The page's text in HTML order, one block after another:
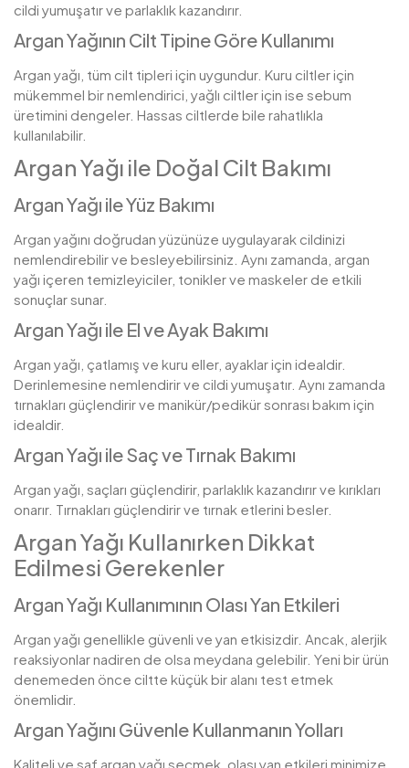
cildi yumuşatır ve parlaklık kazandırır.
Argan Yağının Cilt Tipine Göre Kullanımı
Argan yağı, tüm cilt tipleri için uygundur. Kuru ciltler için
mükemmel bir nemlendirici, yağlı ciltler için ise sebum
üretimini dengeler. Hassas ciltlerde bile rahatlıkla
kullanılabilir.
Argan Yağı ile Doğal Cilt Bakımı
Argan Yağı ile Yüz Bakımı
Argan yağını doğrudan yüzünüze uygulayarak cildinizi
nemlendirebilir ve besleyebilirsiniz. Aynı zamanda, argan
yağı içeren temizleyiciler, tonikler ve maskeler de etkili
sonuçlar sunar.
Argan Yağı ile El ve Ayak Bakımı
Argan yağı, çatlamış ve kuru eller, ayaklar için idealdir.
Derinlemesine nemlendirir ve cildi yumuşatır. Aynı zamanda
tırnakları güçlendirir ve manikür/pedikür sonrası bakım için
idealdir.
Argan Yağı ile Saç ve Tırnak Bakımı
Argan yağı, saçları güçlendirir, parlaklık kazandırır ve kırıkları
onarır. Tırnakları güçlendirir ve tırnak etlerini besler.
Argan Yağı Kullanırken Dikkat
Edilmesi Gerekenler
Argan Yağı Kullanımının Olası Yan Etkileri
Argan yağı genellikle güvenli ve yan etkisizdir. Ancak, alerjik
reaksiyonlar nadiren de olsa meydana gelebilir. Yeni bir ürün
denemeden önce ciltte küçük bir alanı test etmek
önemlidir.
Argan Yağını Güvenle Kullanmanın Yolları
Kaliteli ve saf argan yağı seçmek, olası yan etkileri minimize